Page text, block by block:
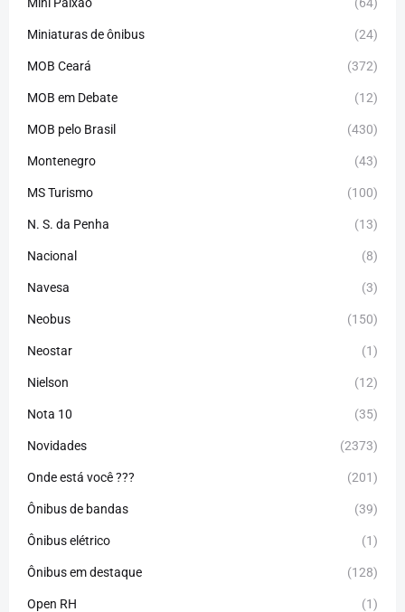
Miniaturas de ônibus (24)
MOB Ceará (372)
MOB em Debate (12)
MOB pelo Brasil (430)
Montenegro (43)
MS Turismo (100)
N. S. da Penha (13)
Nacional (8)
Navesa (3)
Neobus (150)
Neostar (1)
Nielson (12)
Nota 10 (35)
Novidades (2373)
Onde está você ??? (201)
Ônibus de bandas (39)
Ônibus elétrico (1)
Ônibus em destaque (128)
Open RH (1)